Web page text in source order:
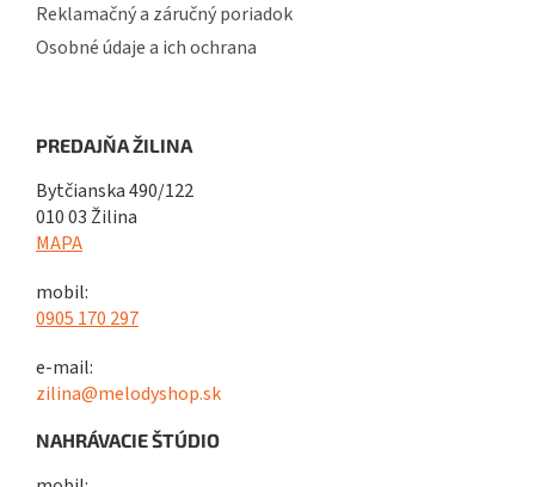
Reklamačný a záručný poriadok
Osobné údaje a ich ochrana
PREDAJŇA ŽILINA
Bytčianska 490/122
010 03 Žilina
MAPA
mobil:
0905 170 297
e-mail:
zilina@melodyshop.sk
NAHRÁVACIE ŠTÚDIO